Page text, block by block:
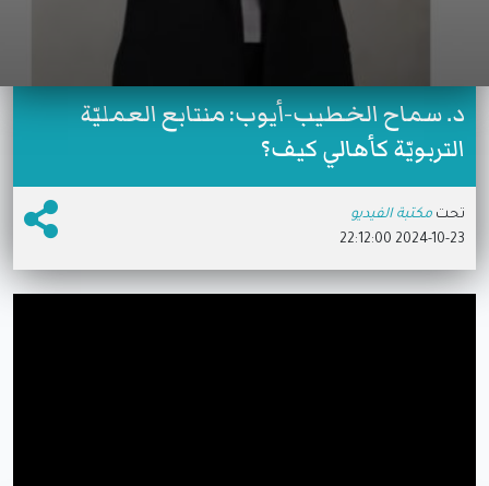
د. سماح الخطيب-أيوب: منتابع العمليّة
التربويّة كأهالي كيف؟
تحت مكتبة الفيديو
2024-10-23 22:12:00